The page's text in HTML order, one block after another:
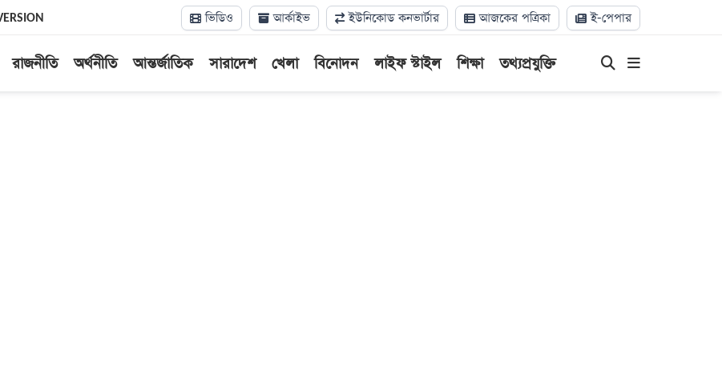
ভিডিও আর্কাইভ ইউনিকোড কনভার্টার আজকের পত্রিকা ই-পেপার
রাজনীতি অর্থনীতি আন্তর্জাতিক সারাদেশ খেলা বিনোদন লাইফ স্টাইল শিক্ষা তথ্যপ্রযুক্তি